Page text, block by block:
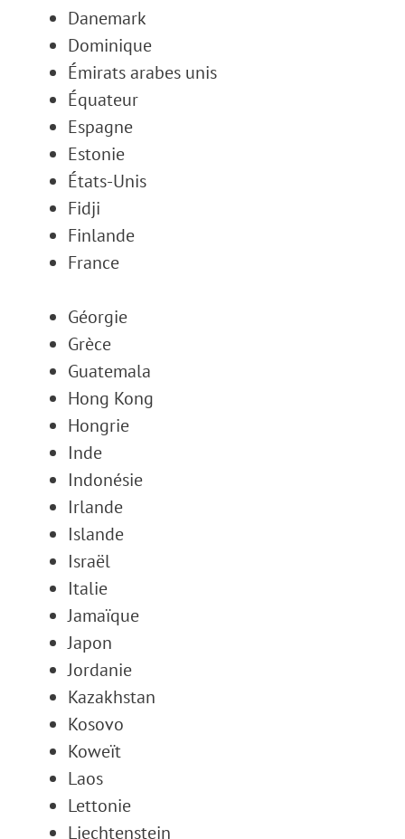
Danemark
Dominique
Émirats arabes unis
Équateur
Espagne
Estonie
États-Unis
Fidji
Finlande
France
Géorgie
Grèce
Guatemala
Hong Kong
Hongrie
Inde
Indonésie
Irlande
Islande
Israël
Italie
Jamaïque
Japon
Jordanie
Kazakhstan
Kosovo
Koweït
Laos
Lettonie
Liechtenstein